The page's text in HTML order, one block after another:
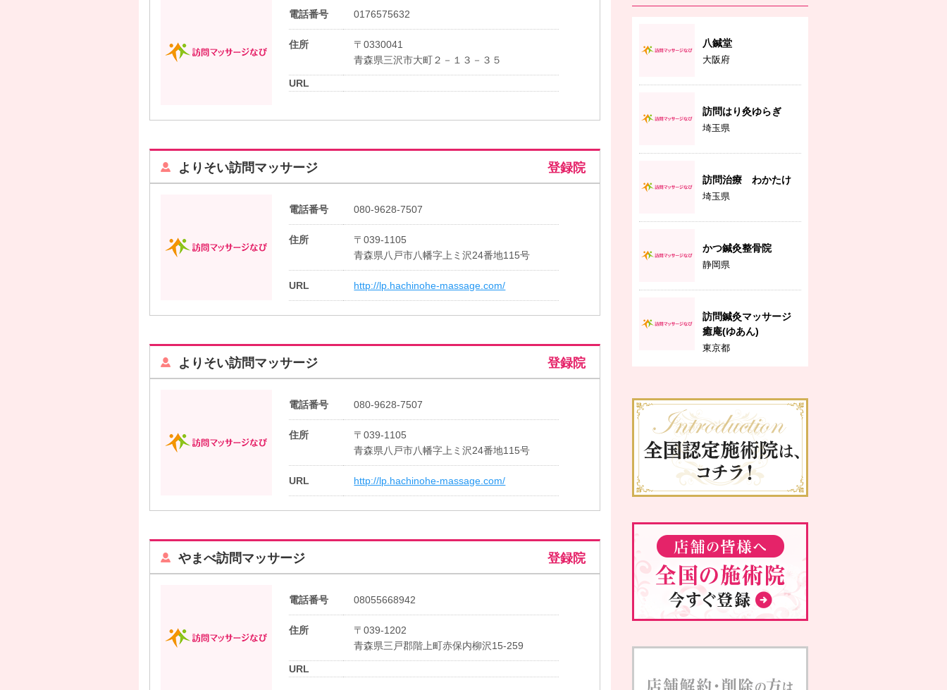
電話番号 0176575632
住所
〒0330041
青森県三沢市大町２－１３－３５
URL
よりそい訪問マッサージ 登録院
電話番号 080-9628-7507
住所
〒039-1105
青森県八戸市八幡字上ミ沢24番地115号
URL http://lp.hachinohe-massage.com/
よりそい訪問マッサージ 登録院
電話番号 080-9628-7507
住所
〒039-1105
青森県八戸市八幡字上ミ沢24番地115号
URL http://lp.hachinohe-massage.com/
やまべ訪問マッサージ 登録院
電話番号 08055668942
住所
〒039-1202
青森県三戸郡階上町赤保内柳沢15-259
URL
八鍼堂
大阪府
訪問はり灸ゆらぎ
埼玉県
訪問治療 わかたけ
埼玉県
かつ鍼灸整骨院
静岡県
訪問鍼灸マッサージ
癒庵(ゆあん)
東京都